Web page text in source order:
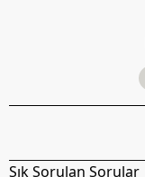
Sık Sorulan Sorular